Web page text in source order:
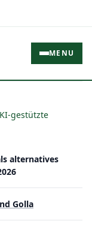
MENU
gestützte
alternatives
Golla